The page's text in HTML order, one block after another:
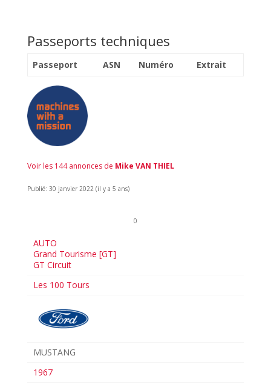
Passeports techniques
Passeport ASN Numéro Extrait
Voir les 144 annonces de Mike VAN THIEL
Publié: 30 janvier 2022 (il y a 5 ans)
0
AUTO
Grand Tourisme [GT]
GT Circuit
Les 100 Tours
MUSTANG
1967